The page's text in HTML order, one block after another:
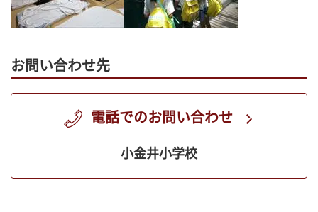
お問い合わせ先
電話でのお問い合わせ
小金井小学校